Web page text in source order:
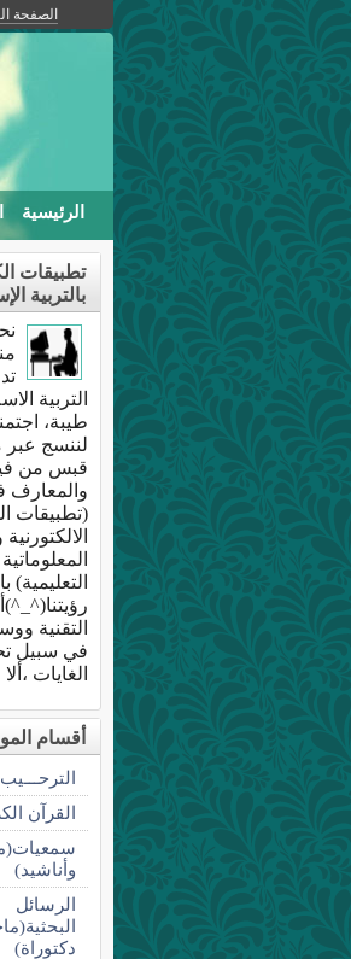
الصفحة
الرئيسية
تطبيقات
بالتربية
التربية
طيبة،
لننسج عبر
قبس من
والمعارف
(تطبيقات
التعليمية)
التقنية
في سبيل
الغايات
أقسام
الترحـــيب
القرآن
وأناشيد)
الرسائل
دكتوراة)